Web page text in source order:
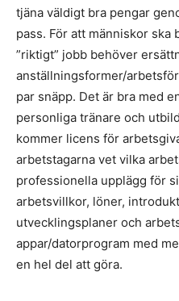
tjäna väldigt bra pengar
pass. För att människor
”riktigt” jobb behöver
anställningsformer/
par snäpp. Det är bra med
personliga tränare och
kommer licens för
arbetstagarna vet vilka
professionella upplägg för
arbetsvillkor, löner,
utvecklingsplaner och
appar/datorprogram med
en hel del att göra.